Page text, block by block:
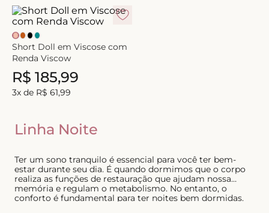
Short Doll em Viscose com
Renda Viscow
R$ 185,99
3x de R$ 61,99
Linha Noite
Ter um sono tranquilo é essencial para você ter bem-
estar durante seu dia. É quando dormimos que o corpo
realiza as funções de restauração que ajudam nossa
memória e regulam o metabolismo. No entanto, o
conforto é fundamental para ter noites bem dormidas.